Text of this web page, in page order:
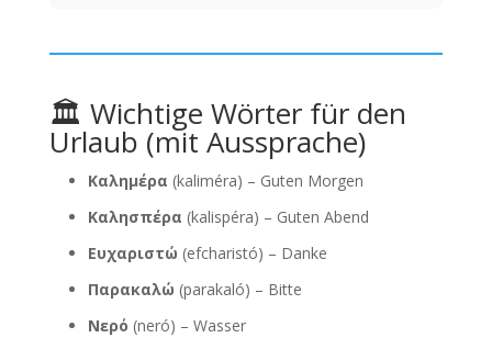
🏛 Wichtige Wörter für den
Urlaub (mit Aussprache)
Καλημέρα (kaliméra) – Guten Morgen
Καλησπέρα (kalispéra) – Guten Abend
Ευχαριστώ (efcharistó) – Danke
Παρακαλώ (parakaló) – Bitte
Νερό (neró) – Wasser